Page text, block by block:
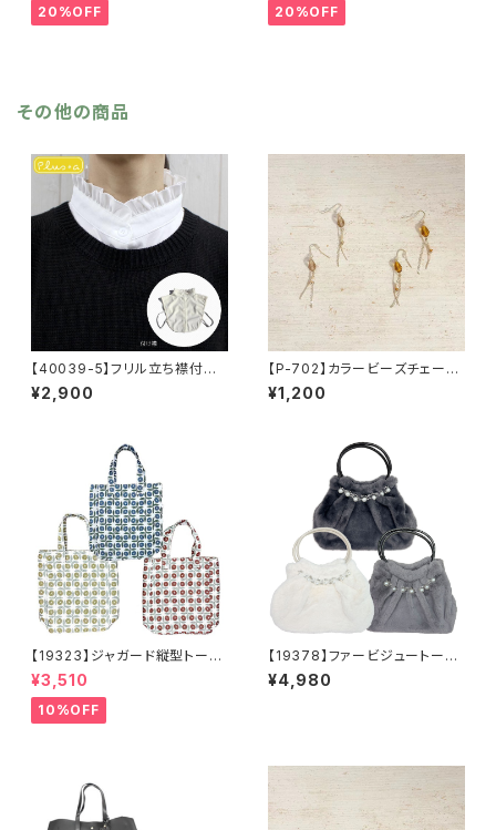
格子 マスタード キャメル
カーキ リサイクルポリエステ
20%OFF
ーシブル 幾何学柄 防寒 フ
リンジ 秋冬 羽織 ポンチ
20%OFF
その他の商品
【40039-5】フリル立ち襟付け
襟【送料無料】ブラウス襟 シャ
ツ襟 つけ襟 フリル 襟コー
¥2,900
【P-702】カラービーズチェーン
ピアス【送料無料】フックピア
ス 秋カラー ビーズピアス
ルドメタル 揺れる 秋冬アク
¥1,200
【19323】ジャガード縦型トート
【送料無料】トレンド トートバッ
グ ジャガードバッグ ジャガー
ド生地 花柄 グレーベージ
ュ アイボリー ライトグレー
¥3,510
10%OFF
【19378】ファービジュートート
【送料無料】秋冬バッグ 新作
¥4,980